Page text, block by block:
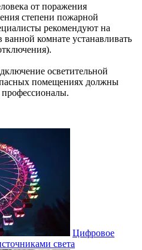
от поражения
степени пожарной
рекомендуют на
комнате устанавливать
осветительной
помещениях должны
Цифровое
света